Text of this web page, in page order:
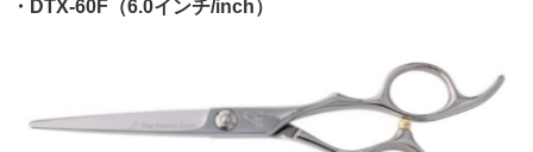
・DTX-60F（6.0インチ/inch）